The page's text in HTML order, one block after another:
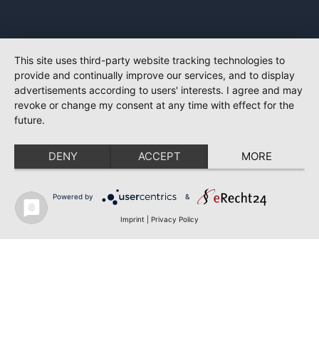
This site uses third-party website tracking technologies to
provide and continually improve our services, and to display
advertisements according to users' interests. I agree and may
revoke or change my consent at any time with effect for the
future.
DENY ACCEPT MORE
Powered by &
Imprint Privacy Policy